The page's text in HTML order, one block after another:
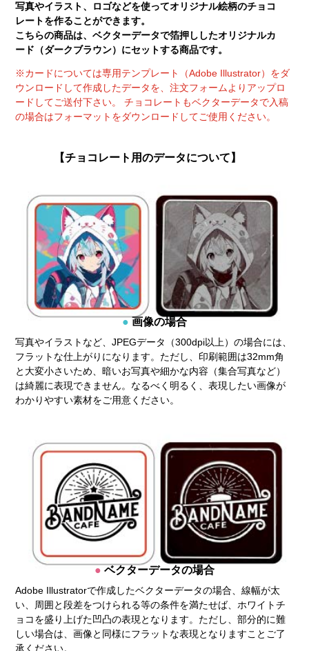
写真やイラスト、ロゴなどを使ってオリジナル絵柄のチョコ
レートを作ることができます。
こちらの商品は、ベクターデータで箔押ししたオリジナルカ
ード（ダークブラウン）にセットする商品です。
※カードについては専用テンプレート（Adobe Illustrator）をダ
ウンロードして作成したデータを、注文フォームよりアップロ
ードしてご送付下さい。 チョコレートもベクターデータで入稿
の場合はフォーマットをダウンロードしてご使用ください。
【チョコレート用のデータについて】
画像の場合
写真やイラストなど、JPEGデータ（300dpi以上）の場合には、
フラットな仕上がりになります。ただし、印刷範囲は32mm角
と大変小さいため、暗いお写真や細かな内容（集合写真など）
は綺麗に表現できません。なるべく明るく、表現したい画像が
わかりやすい素材をご用意ください。
ベクターデータの場合
Adobe Illustratorで作成したベクターデータの場合、線幅が太
い、周囲と段差をつけられる等の条件を満たせば、ホワイトチ
ョコを盛り上げた凹凸の表現となります。ただし、部分的に難
しい場合は、画像と同様にフラットな表現となりますことご了
承ください。